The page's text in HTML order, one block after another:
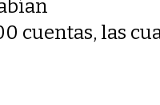
cuentas, las